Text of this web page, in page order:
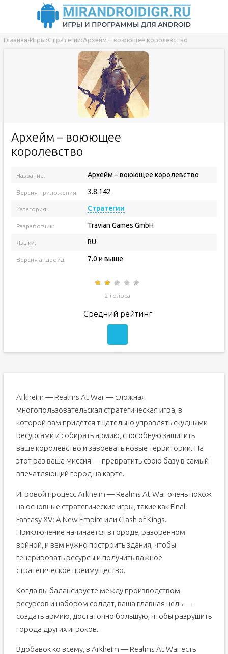
Главная›Игры›Стратегии›Архейм – воюющее королевство
Архейм – воюющее
королевство
Название: Архейм – воюющее королевство
Версия приложения: 3.8.142
Категория: Стратегии
Разработчик: Travian Games GmbH
Языки: RU
Версия андроид: 7.0 и выше
2 голоса
Средний рейтинг
Arkheim — Realms At War — сложная
многопользовательская стратегическая игра, в
которой вам придется тщательно управлять скудными
ресурсами и собирать армию, способную защитить
ваше королевство и завоевать новые территории. На
этот раз ваша миссия — превратить свою базу в самый
впечатляющий город на карте.
Игровой процесс Arkheim — Realms At War очень похож
на основные стратегические игры, такие как Final
Fantasy XV: A New Empire или Clash of Kings.
Приключение начинается в городе, разоренном
войной, и вам нужно построить здания, чтобы
генерировать ресурсы и получить важное
стратегическое преимущество.
Когда вы балансируете между производством
ресурсов и набором солдат, ваша главная цель —
создать армию, достаточно большую, чтобы разрушить
города других игроков.
Вдобавок ко всему, в Arkheim — Realms At War есть